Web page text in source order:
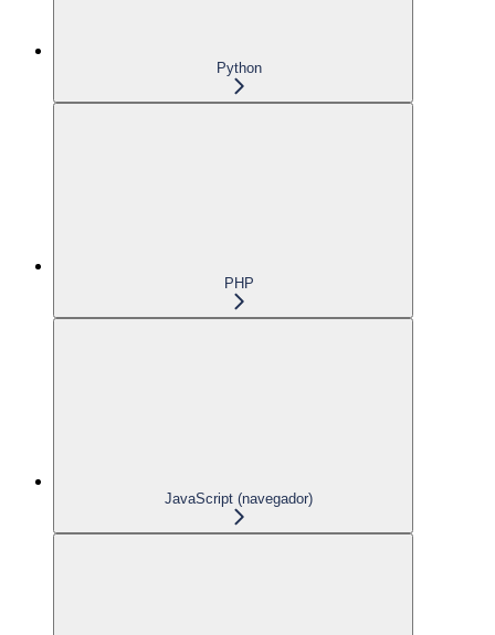
Python
PHP
JavaScript (navegador)